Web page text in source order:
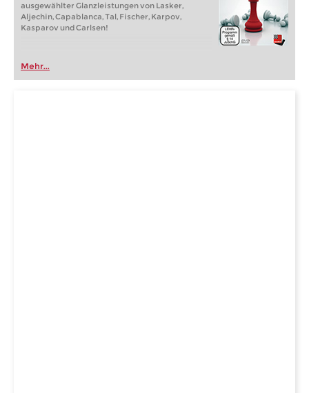
ausgewählter Glanzleistungen von Lasker,
Aljechin, Capablanca, Tal, Fischer, Karpov,
Kasparov und Carlsen!
Mehr...